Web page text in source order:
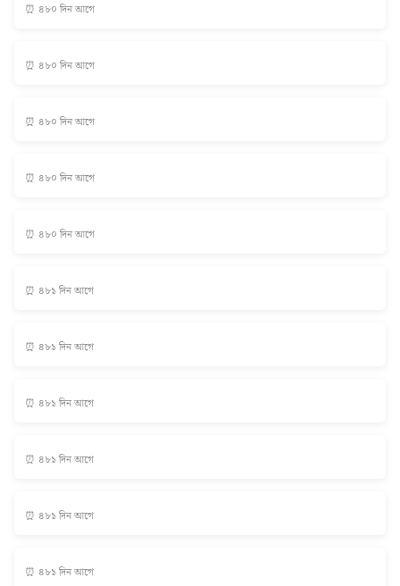
⏰ ৪৮০ দিন আগে
⏰ ৪৮০ দিন আগে
⏰ ৪৮০ দিন আগে
⏰ ৪৮০ দিন আগে
⏰ ৪৮০ দিন আগে
⏰ ৪৮১ দিন আগে
⏰ ৪৮১ দিন আগে
⏰ ৪৮১ দিন আগে
⏰ ৪৮১ দিন আগে
⏰ ৪৮১ দিন আগে
⏰ ৪৮১ দিন আগে